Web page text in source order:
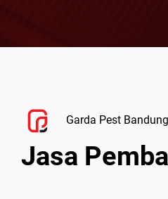
Garda Pest Bandung
Jasa